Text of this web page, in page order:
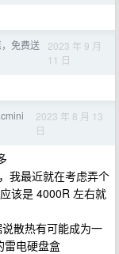
免费送
2023 年 9 月
11 日
2023 年 8 月 13
日
我最近就在考虑弄个
该是 4000R 左右就
散热有可能成为一
雷电硬盘盒